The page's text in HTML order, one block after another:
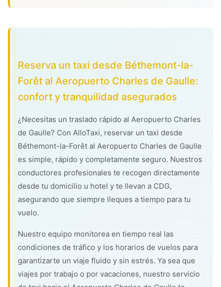
Reserva un taxi desde Béthemont-la-
Forêt al Aeropuerto Charles de Gaulle:
confort y tranquilidad asegurados
¿Necesitas un traslado rápido al Aeropuerto Charles
de Gaulle? Con AlloTaxi, reservar un taxi desde
Béthemont-la-Forêt al Aeropuerto Charles de Gaulle
es simple, rápido y completamente seguro. Nuestros
conductores profesionales te recogen directamente
desde tu domicilio u hotel y te llevan a CDG,
asegurando que siempre lleques a tiempo para tu
vuelo.
Nuestro equipo monitorea en tiempo real las
condiciones de tráfico y los horarios de vuelos para
garantizarte un viaje fluido y sin estrés. Ya sea que
viajes por trabajo o por vacaciones, nuestro servicio